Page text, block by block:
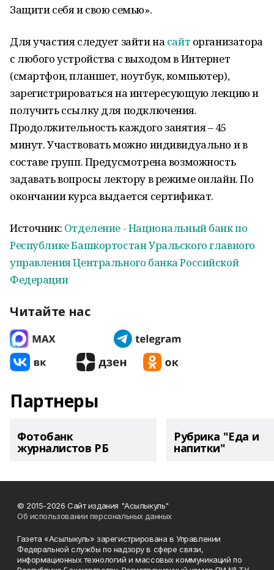
Защити себя и свою семью».
Для участия следует зайти на сайт организатора
с любого устройства с выходом в Интернет
(смартфон, планшет, ноутбук, компьютер),
зарегистрироваться на интересующую лекцию и
получить ссылку для подключения.
Продолжительность каждого занятия – 45
минут. Участвовать можно индивидуально и в
составе групп. Предусмотрена возможность
задавать вопросы лектору в режиме онлайн. По
окончании курса выдается сертификат.
Источник: Отделение - Национальный банк по
Республике Башкортостан Уральского главного
управления Центрального банка Российской
Федерации
Читайте нас
Партнеры
Фотобанк
журналистов РБ
Рубрика "Еда и
напитки"
© 2015-2026 Сайт издания "Асылыкуль"
Об использовании персональных данных
Газета «Асылыкуль» зарегистрирована в Управлении
Федеральной службы по надзору в сфере связи,
информационных технологий и массовых коммуникаций по